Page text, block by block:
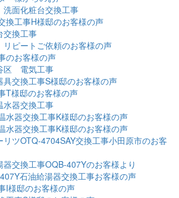
面化粧台交換工事
換工事H様邸のお客様の声
交換工事
ピートご依頼のお客様の声
のお客様の声
区 電気工事
交換工事S様邸のお客様の声
T様邸のお客様の声
器交換工事
水器交換工事K様邸のお客様の声
水器交換工事K様邸のお客様の声
リツOTQ-4704SAY交換工事小田原市のお客
交換工事OQB-407Yのお客様より
石油給湯器交換工事お客様の声
I様邸のお客様の声